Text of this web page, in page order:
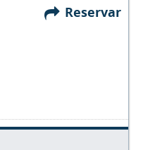
Reservar